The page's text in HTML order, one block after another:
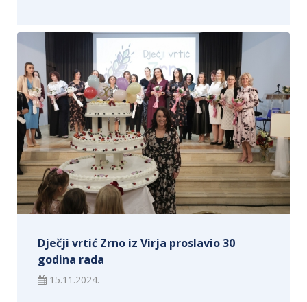
Dječji vrtić Zrno iz Virja proslavio 30
godina rada
15.11.2024.